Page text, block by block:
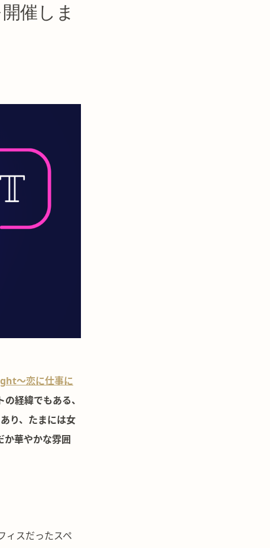
催しま
〜恋に仕事に
経緯でもある、
り、たまには女
か華やかな雰囲
ィスだったスペ